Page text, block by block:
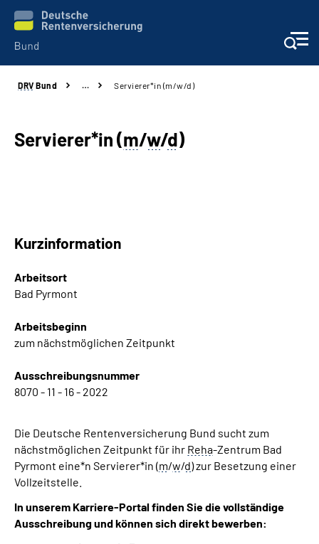
Beratung & Kontakt
Reha-Zentren
Über uns
Online-Services
Inhalte in Gebärdensprache (DGS)
Mein Kundenportal
DRV Bund … Servierer*in (m/w/d)
Servierer*in (m/w/d)
Kurzinformation
Arbeitsort
Bad Pyrmont
Arbeitsbeginn
zum nächstmöglichen Zeitpunkt
Ausschreibungsnummer
8070 - 11 - 16 - 2022
Die Deutsche Rentenversicherung Bund sucht zum
nächstmöglichen Zeitpunkt für ihr Reha-Zentrum Bad
Pyrmont eine*n Servierer*in (m/w/d) zur Besetzung einer
Vollzeitstelle.
In unserem Karriere-Portal finden Sie die vollständige
Ausschreibung und können sich direkt bewerben: